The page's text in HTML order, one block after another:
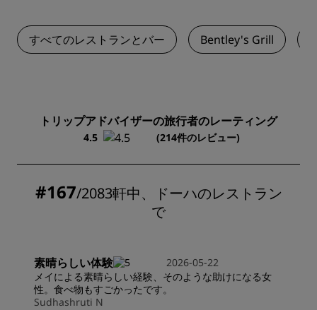
すべてのレストランとバー Bentley's Grill
トリップアドバイザーの旅行者のレーティング
4.5 (214件のレビュー)
#167/2083軒中、ドーハのレストラン
で
素晴らしい体験
2026-05-22
メイによる素晴らしい経験、そのような助けになる女
性。食べ物もすごかったです。
Sudhashruti N